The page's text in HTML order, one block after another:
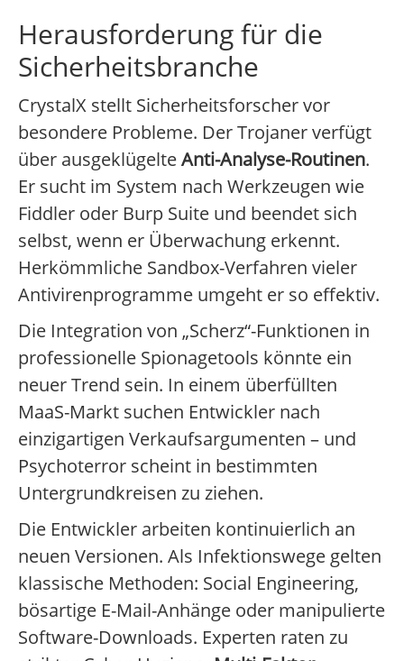
Herausforderung für die
Sicherheitsbranche
CrystalX stellt Sicherheitsforscher vor
besondere Probleme. Der Trojaner verfügt
über ausgeklügelteAnti-Analyse-Routinen.
Er sucht im System nach Werkzeugen wie
Fiddler oder Burp Suite und beendet sich
selbst, wenn er Überwachung erkennt.
Herkömmliche Sandbox-Verfahren vieler
Antivirenprogramme umgeht er so effektiv.
Die Integration von „Scherz“-Funktionen in
professionelle Spionagetools könnte ein
neuer Trend sein. In einem überfüllten
MaaS-Markt suchen Entwickler nach
einzigartigen Verkaufsargumenten – und
Psychoterror scheint in bestimmten
Untergrundkreisen zu ziehen.
Die Entwickler arbeiten kontinuierlich an
neuen Versionen. Als Infektionswege gelten
klassische Methoden: Social Engineering,
bösartige E-Mail-Anhänge oder manipulierte
Software-Downloads. Experten raten zu